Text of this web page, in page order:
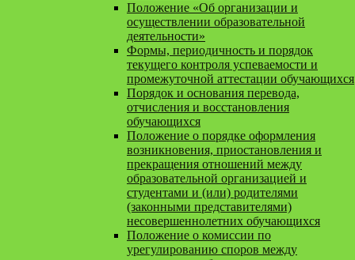
Положение «Об организации и
осуществлении образовательной
деятельности»
Формы, периодичность и порядок
текущего контроля успеваемости и
промежуточной аттестации обучающихся
Порядок и основания перевода,
отчисления и восстановления
обучающихся
Положение о порядке оформления
возникновения, приостановления и
прекращения отношений между
образовательной организацией и
студентами и (или) родителями
(законными представителями)
несовершеннолетних обучающихся
Положение о комиссии по
урегулированию споров между